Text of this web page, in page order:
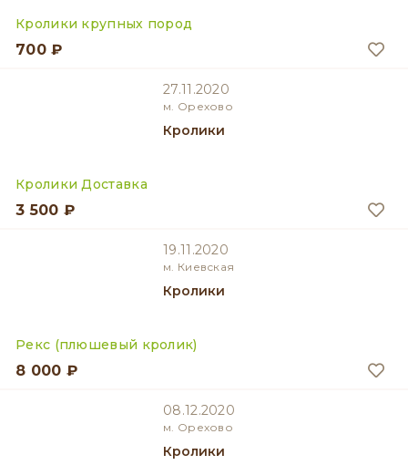
Кролики крупных пород
700 ₽
27.11.2020
м. Орехово
Кролики
Кролики Доставка
3 500 ₽
19.11.2020
м. Киевская
Кролики
Рекс (плюшевый кролик)
8 000 ₽
08.12.2020
м. Орехово
Кролики